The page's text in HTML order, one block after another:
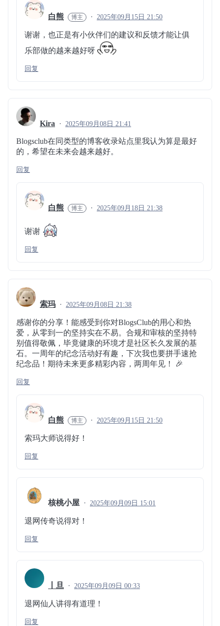
白熊 2025年09月15日 21:50
谢谢，也正是有小伙伴们的建议和反馈才能让俱
乐部做的越来越好呀
回复
Kira 2025年09月08日 21:41
Blogsclub在同类型的博客收录站点里我认为算是最好
的，希望在未来会越来越好。
回复
白熊 2025年09月18日 21:38
谢谢
回复
索玛 2025年09月08日 21:38
感谢你的分享！能感受到你对BlogsClub的用心和热
爱，从零到一的坚持实在不易。合规和审核的坚持特
别值得敬佩，毕竟健康的环境才是社区长久发展的基
石。一周年的纪念活动好有趣，下次我也要拼手速抢
纪念品！期待未来更多精彩内容，两周年见！ 🎉
回复
白熊 2025年09月15日 21:50
索玛大师说得好！
回复
核桃小屋 2025年09月09日 15:01
退网传奇说得对！
回复
丨旦 2025年09月09日 00:33
退网仙人讲得有道理！
回复